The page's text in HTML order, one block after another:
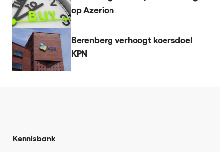
op Azerion
Berenberg verhoogt koersdoel
KPN
Kennisbank